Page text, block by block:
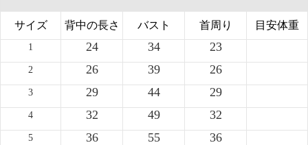
サイズ 背中の長さ バスト 首周り 目安体重
1 24 34 23
2 26 39 26
3 29 44 29
4 32 49 32
5 36 55 36